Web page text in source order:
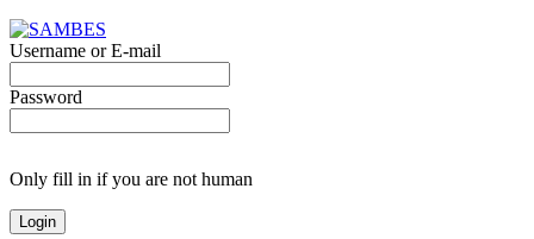
Username or E-mail
Password
Only fill in if you are not human